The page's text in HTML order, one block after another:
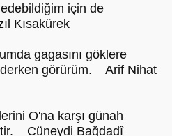
için de
Kısakürek
gagasını göklere
görürüm. Arif Nihat
O'na karşı günah
Cüneydi Bağdadî